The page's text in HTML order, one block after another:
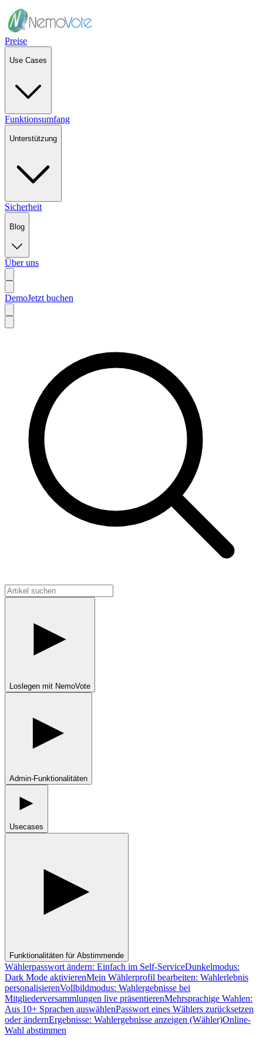
Preise
Use Cases
Funktionsumfang
Unterstützung
Sicherheit
Blog
Über uns
DemoJetzt buchen
Loslegen mit NemoVote
Admin-Funktionalitäten
Usecases
Funktionalitäten für Abstimmende
Wählerpasswort ändern: Einfach im Self-ServiceDunkelmodus:
Dark Mode aktivierenMein Wählerprofil bearbeiten: Wahlerlebnis
personalisierenVollbildmodus: Wahlergebnisse bei
Mitgliederversammlungen live präsentierenMehrsprachige Wahlen:
Aus 10+ Sprachen auswählenPasswort eines Wählers zurücksetzen
oder ändernErgebnisse: Wahlergebnisse anzeigen (Wähler)Online-
Wahl abstimmen